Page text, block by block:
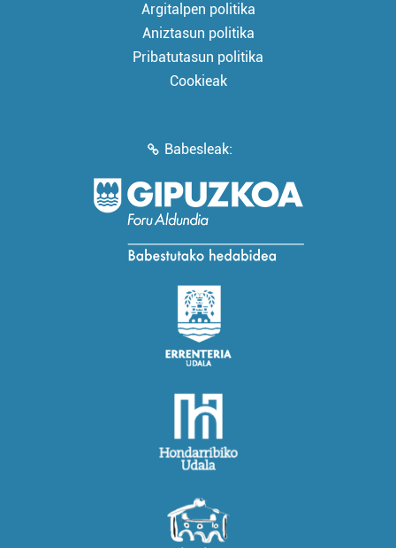
Argitalpen politika
Aniztasun politika
Pribatutasun politika
Cookieak
Babesleak: